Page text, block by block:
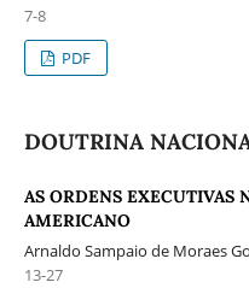
7-8
PDF
DOUTRINA
AS ORDENS EXECUTIVAS
AMERICANO
Arnaldo Sampaio de Moraes
13-27